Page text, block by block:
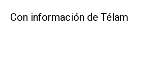
Con información de Télam